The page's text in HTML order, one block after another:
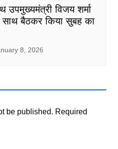
उपमुख्यमंत्री विजय शर्मा
साथ बैठकर किया सुबह का
8, 2026
be published. Required